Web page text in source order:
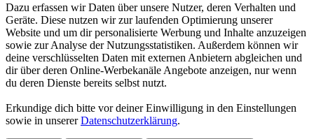
Dazu erfassen wir Daten über unsere Nutzer, deren Verhalten und
Geräte. Diese nutzen wir zur laufenden Optimierung unserer
Website und um dir personalisierte Werbung und Inhalte anzuzeigen
sowie zur Analyse der Nutzungsstatistiken. Außerdem können wir
deine verschlüsselten Daten mit externen Anbietern abgleichen und
dir über deren Online-Werbekanäle Angebote anzeigen, nur wenn
du deren Dienste bereits selbst nutzt.
Erkundige dich bitte vor deiner Einwilligung in den Einstellungen
sowie in unsererDatenschutzerklärung.